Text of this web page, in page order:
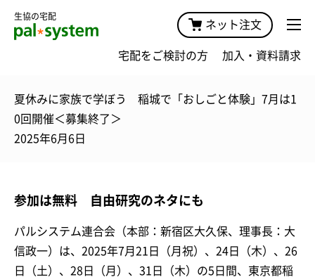
生協の宅配
ネット注文
宅配をご検討の方 加入・資料請求
夏休みに家族で学ぼう 稲城で「おしごと体験」7月は1
0回開催＜募集終了＞
2025年6月6日
参加は無料 自由研究のネタにも
パルシステム連合会（本部：新宿区大久保、理事長：大
信政一）は、2025年7月21日（月祝）、24日（木）、26
日（土）、28日（月）、31日（木）の5日間、東京都稲